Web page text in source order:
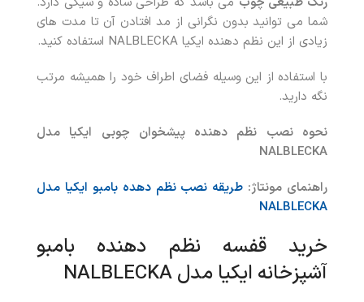
شما می توانید بدون نگرانی از مد افتادن آن تا مدت های
زیادی از این نظم دهنده ایکیا NALBLECKA استفاده کنید.
با استفاده از این وسیله فضای اطراف خود را همیشه مرتب
نگه دارید.
نحوه نصب نظم دهنده پیشخوان چوبی ایکیا مدل
NALBLECKA
راهنمای مونتاژ: طریقه نصب نظم دهده بامبو ایکیا مدل
NALBLECKA
خرید قفسه نظم دهنده بامبو
آشپزخانه ایکیا مدل NALBLECKA